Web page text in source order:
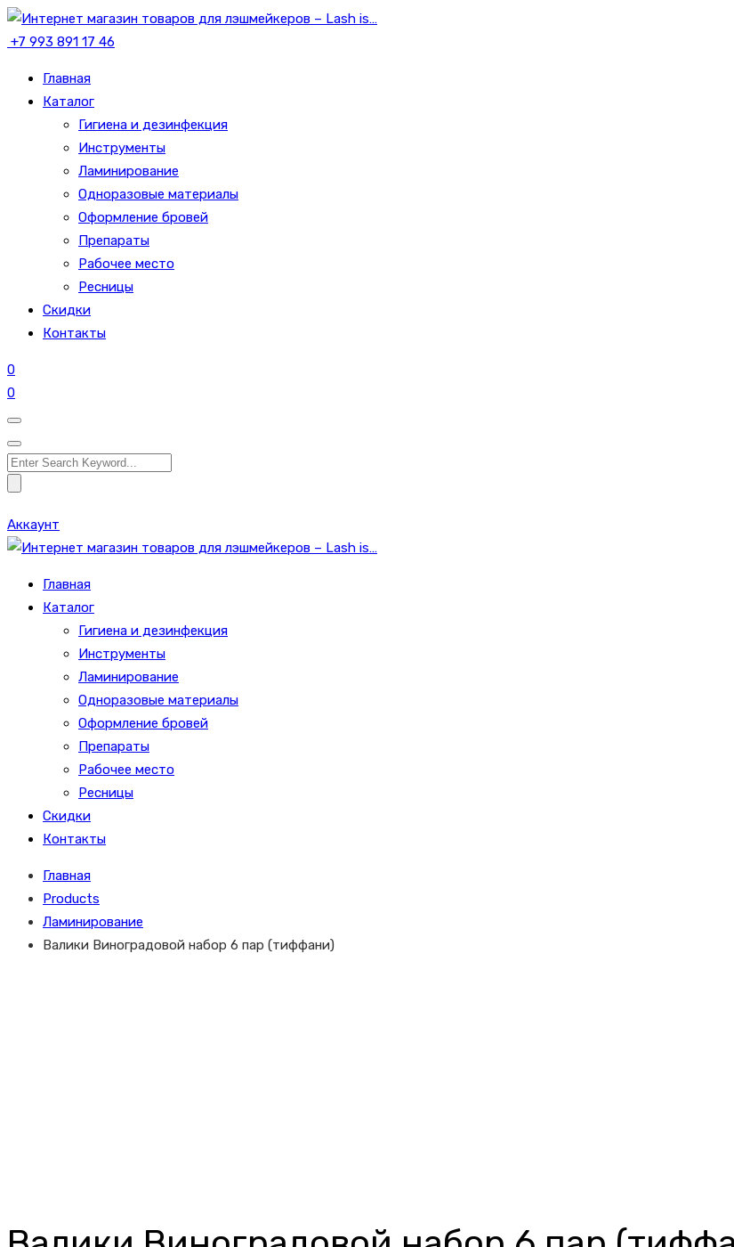
+7 993 891 17 46
Главная
Каталог
Гигиена и дезинфекция
Инструменты
Ламинирование
Одноразовые материалы
Оформление бровей
Препараты
Рабочее место
Ресницы
Скидки
Контакты
0
0
Search
Аккаунт
Главная
Каталог
Гигиена и дезинфекция
Инструменты
Ламинирование
Одноразовые материалы
Оформление бровей
Препараты
Рабочее место
Ресницы
Скидки
Контакты
Главная
Products
Ламинирование
Валики Виноградовой набор 6 пар (тиффани)